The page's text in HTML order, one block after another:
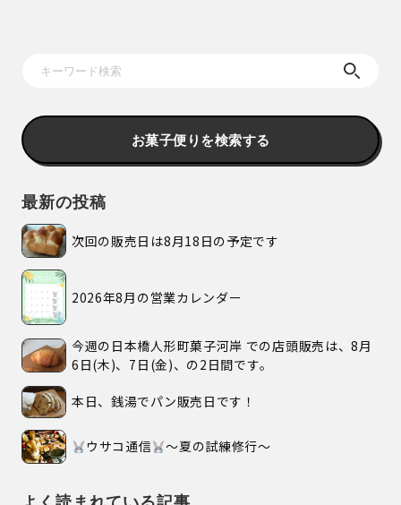
お菓子便りを検索する
最新の投稿
次回の販売日は8月18日の予定です
2026年8月の営業カレンダー
今週の日本橋人形町菓子河岸 での店頭販売は、8月
6日(木)、7日(金)、の2日間です。
本日、銭湯でパン販売日です！
ウサコ通信 〜夏の試練修行〜